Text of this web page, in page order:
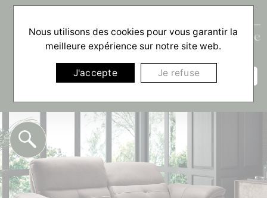
☰
Nous utilisons des cookies pour vous garantir la
meilleure expérience sur notre site web.
J'accepte Je refuse